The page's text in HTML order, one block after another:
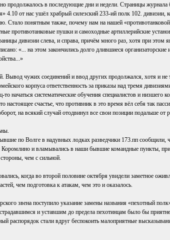
продолжалось в последующие дни и недели. Страницы
4.10 от нас ушёл храбрый силезский 233-ий полк 102.
Стало понятным также, почему нам на нашей
противотанковые пушки и самоходные артиллерийские
дивизии слева, и справа, причём много раз, хотя при этом
«... на этом закончились долго длившиеся
Вывод чужих соединений и ввод других продолжался, хотя и не
корпуса ответственность за приказы над тремя
начаться систематические обучения специалистов и низшего
настоящее счастье, что противник в это время вёл себя так
на всякий случай отодвинул все свои позиции подальше от
по Волге в надувных лодках разведчики 173.пп сообщили,
и вламывались в наши бывшие командные пункты,
чем с сильной.
когда во второй половине октября увидели заметное
чем подготовка к атакам, чем это и оказалось.
звена поступило указание замены названия «пехотный
и уставшим до предела пехотинцам было бы
распорядок стали вдруг беспокоить малоприятные